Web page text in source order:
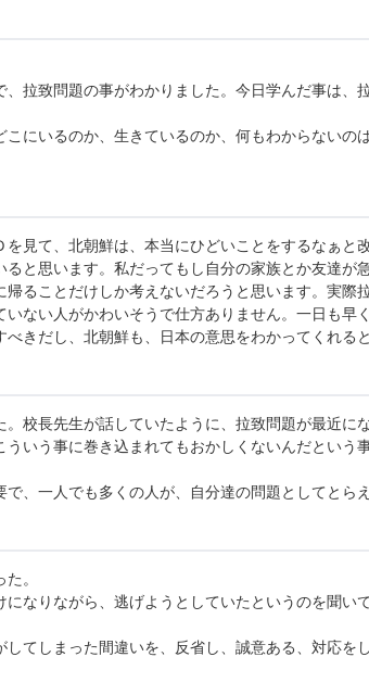
拉致問題の事がわかりました。今日学んだ事は、
にいるのか、生きているのか、何もわからないの
見て、北朝鮮は、本当にひどいことをするなぁと
と思います。私だってもし自分の家族とか友達が
ることだけしか考えないだろうと思います。実際
ない人がかわいそうで仕方ありません。一日も早
きだし、北朝鮮も、日本の意思をわかってくれる
校長先生が話していたように、拉致問題が最近に
いう事に巻き込まれてもおかしくないんだという
、一人でも多くの人が、自分達の問題としてとら
。
なりながら、逃げようとしていたというのを聞い
てしまった間違いを、反省し、誠意ある、対応を